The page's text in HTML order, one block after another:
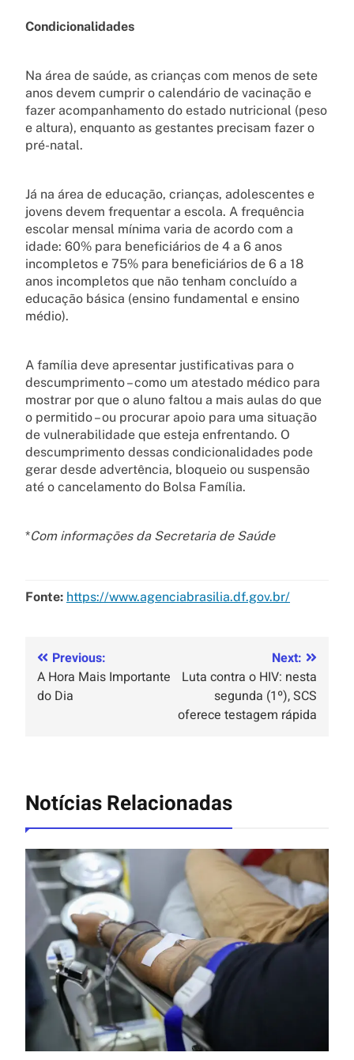
Condicionalidades
Na área de saúde, as crianças com menos de sete
anos devem cumprir o calendário de vacinação e
fazer acompanhamento do estado nutricional (peso
e altura), enquanto as gestantes precisam fazer o
pré-natal.
Já na área de educação, crianças, adolescentes e
jovens devem frequentar a escola. A frequência
escolar mensal mínima varia de acordo com a
idade: 60% para beneficiários de 4 a 6 anos
incompletos e 75% para beneficiários de 6 a 18
anos incompletos que não tenham concluído a
educação básica (ensino fundamental e ensino
médio).
A família deve apresentar justificativas para o
descumprimento – como um atestado médico para
mostrar por que o aluno faltou a mais aulas do que
o permitido – ou procurar apoio para uma situação
de vulnerabilidade que esteja enfrentando. O
descumprimento dessas condicionalidades pode
gerar desde advertência, bloqueio ou suspensão
até o cancelamento do Bolsa Família.
*Com informações da Secretaria de Saúde
Fonte: https://www.agenciabrasilia.df.gov.br/
Previous:
A Hora Mais Importante
do Dia
Next:
Luta contra o HIV: nesta
segunda (1º), SCS
oferece testagem rápida
Notícias Relacionadas